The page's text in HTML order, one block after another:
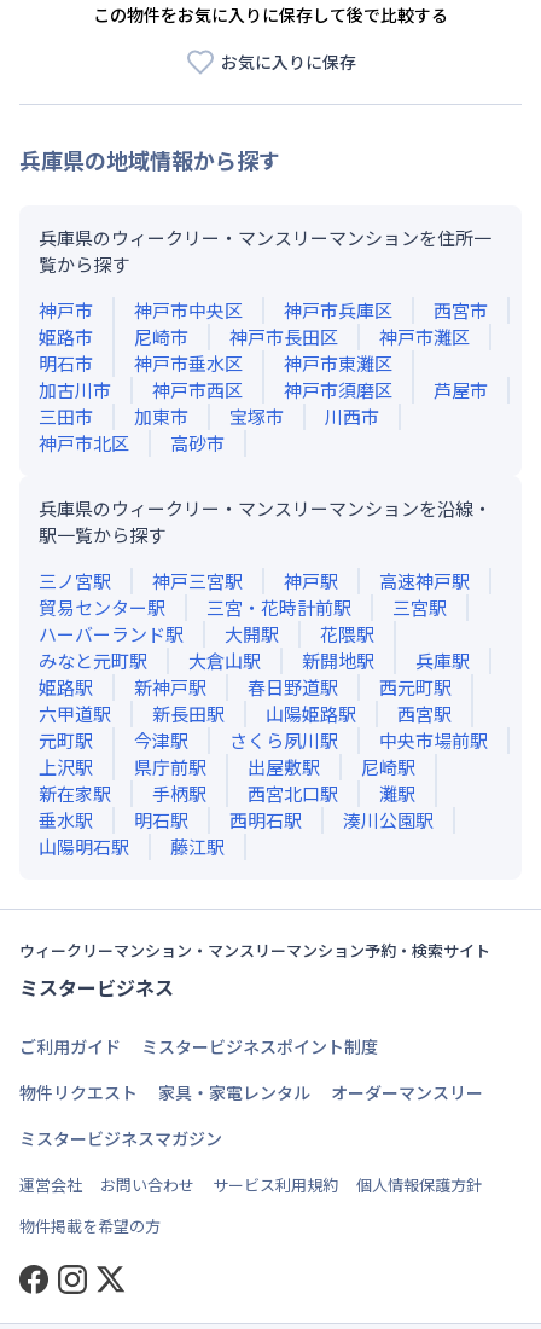
この物件をお気に入りに保存して後で比較する
お気に入りに保存
兵庫県の地域情報から探す
兵庫県のウィークリー・マンスリーマンションを住所一
覧から探す
神戸市
神戸市中央区 神戸市兵庫区
西宮市
姫路市
尼崎市 神戸市長田区
神戸市灘区
明石市
神戸市垂水区
神戸市東灘区
加古川市
神戸市西区 神戸市須磨区
芦屋市
三田市
加東市 宝塚市
川西市
神戸市北区
高砂市
兵庫県のウィークリー・マンスリーマンションを沿線・
駅一覧から探す
三ノ宮駅 神戸三宮駅 神戸駅 高速神戸駅
貿易センター駅 三宮・花時計前駅 三宮駅
ハーバーランド駅 大開駅 花隈駅
みなと元町駅 大倉山駅 新開地駅 兵庫駅
姫路駅 新神戸駅 春日野道駅 西元町駅
六甲道駅 新長田駅 山陽姫路駅 西宮駅
元町駅 今津駅 さくら夙川駅 中央市場前駅
上沢駅 県庁前駅 出屋敷駅 尼崎駅
新在家駅 手柄駅 西宮北口駅 灘駅
垂水駅 明石駅 西明石駅 湊川公園駅
山陽明石駅 藤江駅
ウィークリーマンション・マンスリーマンション予約・検索サイト
ミスタービジネス
ご利用ガイド
ミスタービジネスポイント制度
物件リクエスト
家具・家電レンタル
オーダーマンスリー
ミスタービジネスマガジン
運営会社 お問い合わせ サービス利用規約
個人情報保護方針
物件掲載を希望の方
Facebook
Instagram
Twitter